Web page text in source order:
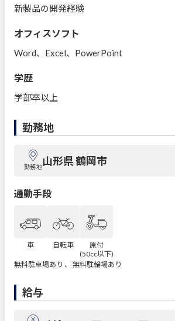
新製品の開発経験
オフィスソフト
Word、Excel、PowerPoint
学歴
学部卒以上
勤務地
勤務地山形県 鶴岡市
通勤手段
車 自転車
原付
(50cc以下)
無料駐車場あり 、 無料駐輪場あり
給与